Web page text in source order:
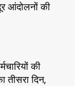
आंदोलनों की
की
तीसरा दिन,